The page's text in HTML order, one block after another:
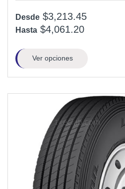
Desde $3,213.45
Hasta $4,061.20
Ver opciones